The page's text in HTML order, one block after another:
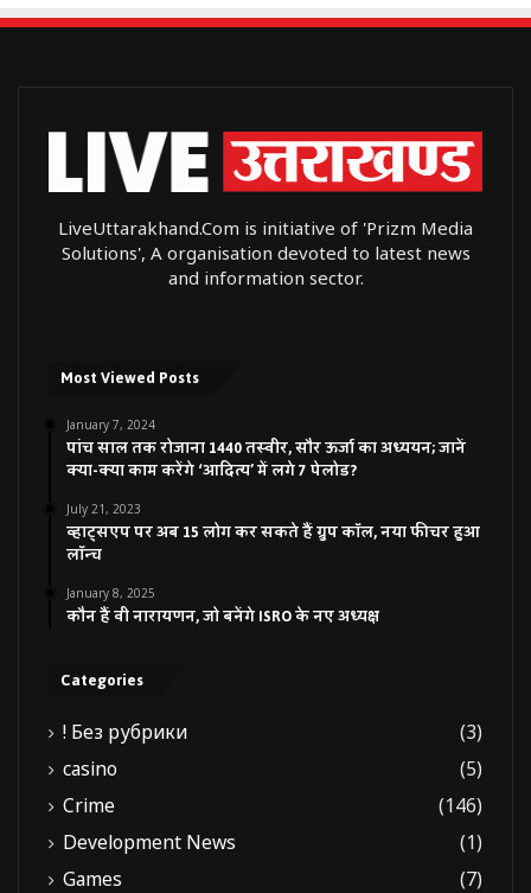
LiveUttarakhand.Com is initiative of 'Prizm Media
Solutions', A organisation devoted to latest news
and information sector.
Most Viewed Posts
January 7, 2024
पांच साल तक रोजाना 1440 तस्वीर, सौर ऊर्जा का अध्ययन; जानें
क्या-क्या काम करेंगे ‘आदित्य’ में लगे 7 पेलोड?
July 21, 2023
व्हाट्सएप पर अब 15 लोग कर सकते हैं ग्रुप कॉल, नया फीचर हुआ
लॉन्च
January 8, 2025
कौन हैं वी नारायणन, जो बनेंगे ISRO के नए अध्यक्ष
Categories
! Без рубрики
(3)
casino
(5)
Crime
(146)
Development News
(1)
Games
(7)